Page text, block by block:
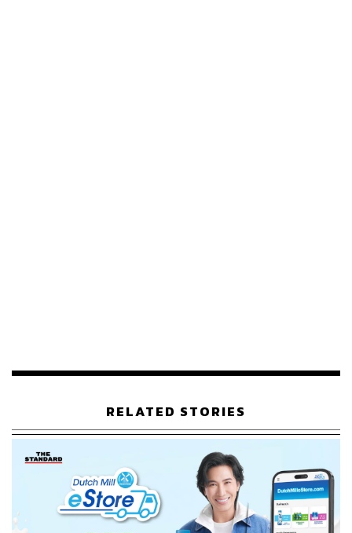
เพราะสำหรับเมิร์ซ เอสเธติกส์ “ความงามที่แท้จริง” ไม่ได้เกิด
ความเข้าใจ ความใส่ใจ และความเชี่ยวชาญ เพื่อสร้าง ความ
มั่นใจที่ปลอดภัย จากการได้เห็นตัวเองในเวอร์ชันที่ดีกว่าเดิม
The Hands Behind Every MERZ^TERPIECE – Merz
Aesthetics Injector Gang
เพื่อตอกย้ำจุดยืนนั้น เมิร์ซ เอสเธติกส์ จับมือกับ 15 แพทย์ผู้
RELATED STORIES